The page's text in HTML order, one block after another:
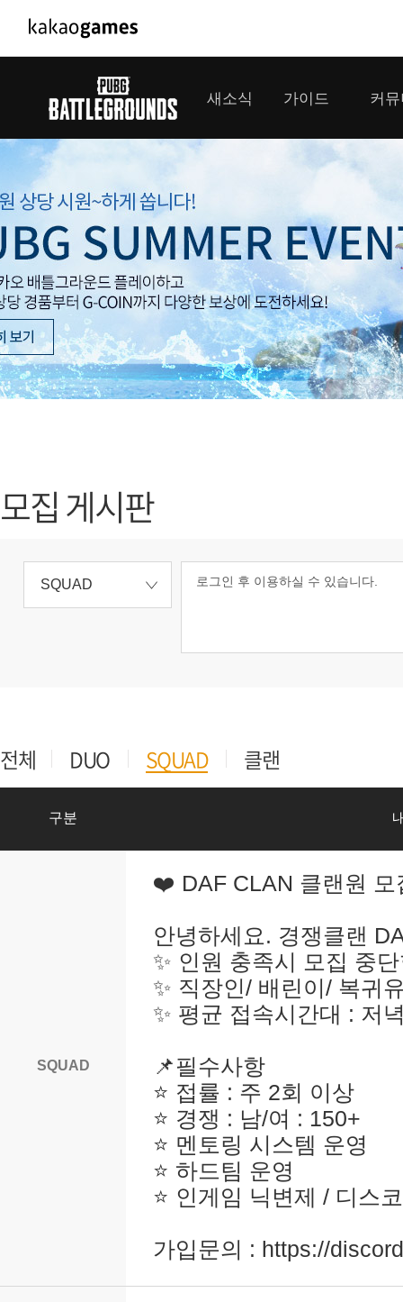
PC/모바일게임
도깨비의세계
아키에이지 워
아레스 : 라이즈 오브 가디언즈
배틀그라
패스 오브
패스 오브
모바일게임
우마무스메 프리티 더비
SMiniz
프렌즈팝콘
서비스
내정보
보안센터
게임시간
새소식
이벤트
업데이트
대회소식
가이드 커
플레이
클랜
모집
모집 게시판
SQUAD 로그인 후 이용하실 수 있습니다.
전체 DUO SQUAD 클랜
구분
SQUAD
❤️ DAF CLAN 클랜원
안녕하세요. 경쟁클랜
✨ 인원 충족시 모집 중
✨ 직장인/ 배린이/ 복귀
✨ 평균 접속시간대 : 저
📌필수사항
⭐ 접률 : 주 2회 이상
⭐ 경쟁 : 남/여 : 150+
⭐ 멘토링 시스템 운영
⭐ 하드팀 운영
⭐ 인게임 닉변제 / 디스
가입문의 : https://